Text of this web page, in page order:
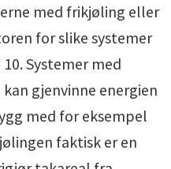
energi og miljø i
i Statkraft
med frikjøling eller
for slike systemer
Systemer med
gjenvinne energien
med for eksempel
faktisk er en